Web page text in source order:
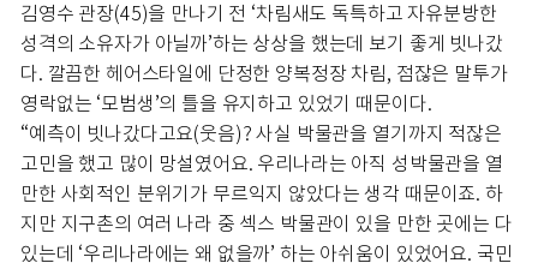
김영수 관장(45)을 만나기 전 ‘차림새도 독특하고 자유분방한
성격의 소유자가 아닐까’하는 상상을 했는데 보기 좋게 빗나갔
다. 깔끔한 헤어스타일에 단정한 양복정장 차림, 점잖은 말투가
영락없는 ‘모범생’의 틀을 유지하고 있었기 때문이다.
“예측이 빗나갔다고요(웃음)? 사실 박물관을 열기까지 적잖은
고민을 했고 많이 망설였어요. 우리나라는 아직 성박물관을 열
만한 사회적인 분위기가 무르익지 않았다는 생각 때문이죠. 하
지만 지구촌의 여러 나라 중 섹스 박물관이 있을 만한 곳에는 다
있는데 ‘우리나라에는 왜 없을까’ 하는 아쉬움이 있었어요. 국민